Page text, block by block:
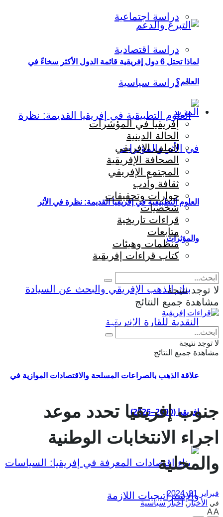
دراسة اجتماعية
دراسة اقتصادية
دراسة سياسية
العلوم التطبيقية في إفريقيا القديمة: نظرة في الأثر
والمؤثرات
علاقة الذهب بالصراعات المسلحة والاقتصادات الموازية في
إفريقيا (2000–2026)
لماذا تحتل 6 دول إفريقية قائمة الدول الأكثر سخاءً في
العالم؟
المزيد
إفريقيا في المؤشرات
الحالة الدينية
الملف الإفريقي
الصحافة الإفريقية
المجتمع الإفريقي
ثقافة وأدب
حوارات وتحقيقات
شخصيات
قراءات تاريخية
متابعات
منظمات وهيئات
كتاب قراءات إفريقية
لا توجد نتيجة
مشاهدة جميع النتائج
Eng Fr
لا توجد نتيجة
مشاهدة جميع النتائج
جنوب إفريقيا تحدد موعد
اجراء الانتخابات الوطنية
والمحلية
فبراير 21, 2024
في الأخبار,أخبار سياسية
AA